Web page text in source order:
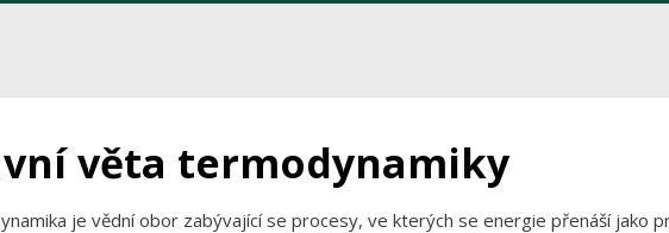
věta termodynamiky
je vědní obor zabývající se procesy, ve kterých se energie přenáší jako